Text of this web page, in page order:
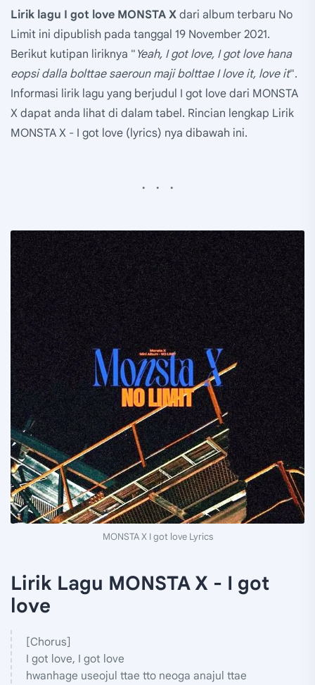
Lirik lagu I got love MONSTA X dari album terbaru No
Limit ini dipublish pada tanggal 19 November 2021.
Berikut kutipan liriknya " Yeah, I got love, I got love hana
eopsi dalla bolttae saeroun maji bolttae I love it, love it".
Informasi lirik lagu yang berjudul I got love dari MONSTA
X dapat anda lihat di dalam tabel. Rincian lengkap Lirik
MONSTA X - I got love (lyrics) nya dibawah ini.
MONSTA X I got love Lyrics
Lirik Lagu MONSTA X - I got
love
[Chorus]
I got love, I got love
hwanhage useojul ttae tto neoga anajul ttae